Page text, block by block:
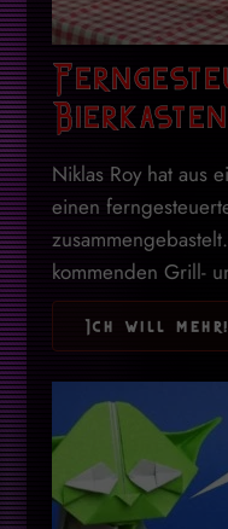
Bierkasten
Niklas Roy hat aus
einen
kommenden Grill-
Ich will